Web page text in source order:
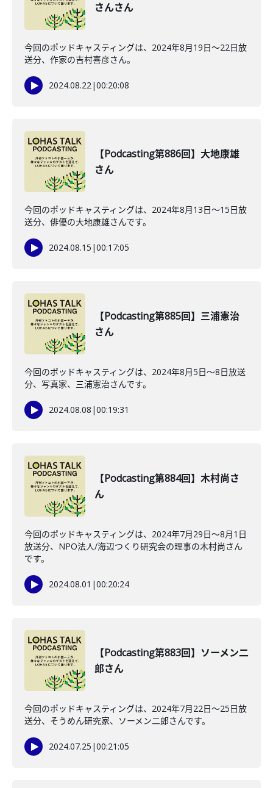
さんさん
今回のポッドキャスティングは、2024年8月19日〜22日放
送分、作家の吉村喜彦さん。
2024.08.22|00:20:08
【Podcasting第886回】大地康雄
さん
今回のポッドキャスティングは、2024年8月13日〜15日放
送分、俳優の大地康雄さんです。
2024.08.15 |00:17:05
【Podcasting第885回】三浦憲治
さん
今回のポッドキャスティングは、2024年8月5日〜8日放送
分、写真家、三浦憲治さんです。
2024.08.08 |00:19:31
【Podcasting第884回】木村尚さ
ん
今回のポッドキャスティングは、2024年7月29日〜8月1日
放送分、NPO法人/海辺つくり研究会の理事の木村尚さん
です。
2024.08.01 |00:20:24
【Podcasting第883回】ソーメン二
郎さん
今回のポッドキャスティングは、2024年7月22日〜25日放
送分、そうめん研究家、ソーメン二郎さんです。
2024.07.25 |00:21:05